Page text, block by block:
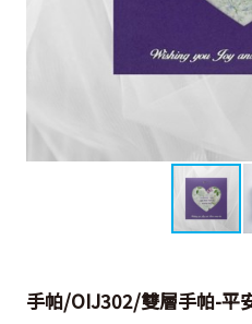
手帕/OIJ302/雙層手帕-平